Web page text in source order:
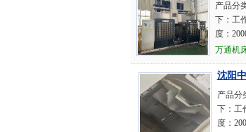
产品分
下：工
度：
万通机
沈阳
产品分
下：工
度：